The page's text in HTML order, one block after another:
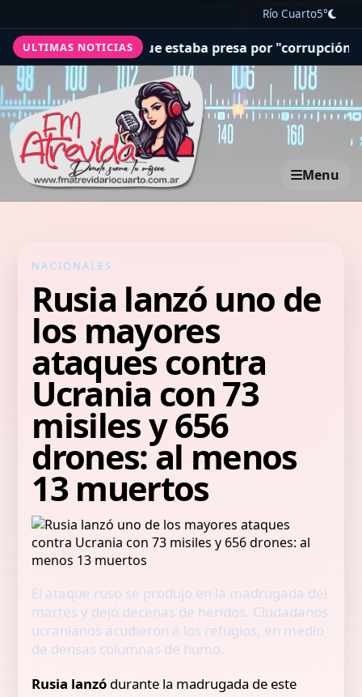
Río Cuarto5°
ULTIMAS NOTICIAS
a una jueza que estaba presa por "corrupción
Menu
NACIONALES
Rusia lanzó uno de
los mayores
ataques contra
Ucrania con 73
misiles y 656
drones: al menos
13 muertos
El ataque ruso se produjo en la madrugada del
martes y dejó decenas de heridos. Ciudadanos
ucranianos acudieron a los refugios, en medio
de densas columnas de humo.
Rusia lanzó durante la madrugada de este